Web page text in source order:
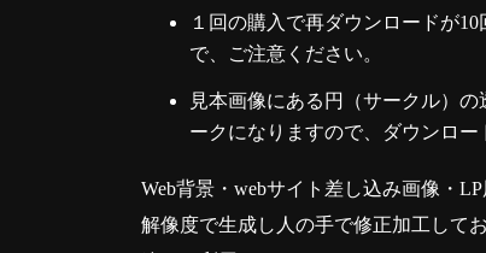
１回の購入で再ダウンロードが
で、ご注意ください。
見本画像にある円（サークル）
ークになりますので、ダウンロー
Web背景・webサイト差し込み画像・
解像度で生成し人の手で修正加工してお